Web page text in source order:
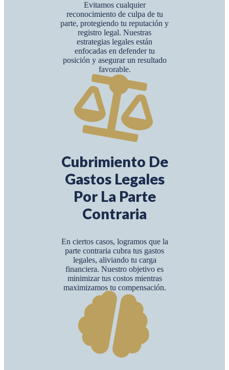
Evitamos cualquier
reconocimiento de culpa de tu
parte, protegiendo tu reputación y
registro legal. Nuestras
estrategias legales están
enfocadas en defender tu
posición y asegurar un resultado
favorable.
Cubrimiento De
Gastos Legales
Por La Parte
Contraria
En ciertos casos, logramos que la
parte contraria cubra tus gastos
legales, aliviando tu carga
financiera. Nuestro objetivo es
minimizar tus costos mientras
maximizamos tu compensación.